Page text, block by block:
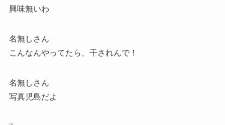
興味無いわ
名無しさん
こんなんやってたら、干されんで！
名無しさん
写真児島だよ